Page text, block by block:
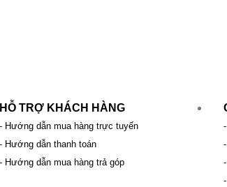
HỖ TRỢ KHÁCH HÀNG
- Hướng dẫn mua hàng trực tuyến
- Hướng dẫn thanh toán
- Hướng dẫn mua hàng trả góp